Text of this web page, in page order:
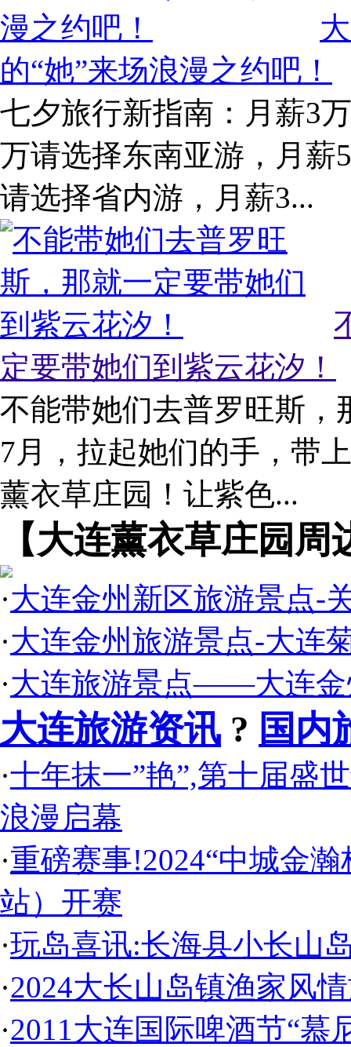
的“她”来场浪漫之约吧！
七夕旅行新指南：月薪3
万请选择东南亚游，月薪
请选择省内游，月薪3...
定要带她们到紫云花汐！
不能带她们去普罗旺斯，
7月，拉起她们的手，带
薰衣草庄园！让紫色...
【大连薰衣草庄园
·大连金州新区旅游景点-
·大连金州旅游景点-大连
·大连旅游景点——大连金
大连旅游资讯 ? 国内
·十年抹一”艳”,第十届盛
浪漫启幕
·重磅赛事!2024“中城金
站）开赛
·玩岛喜讯:长海县小长山
·2024大长山岛镇渔家风
·2011大连国际啤酒节“慕